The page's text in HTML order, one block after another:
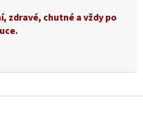
zdravé, chutné a vždy po